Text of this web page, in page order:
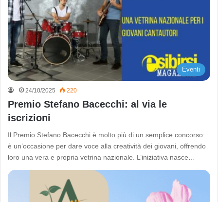
Eventi
24/10/2025 220
Premio Stefano Bacecchi: al via le
iscrizioni
Il Premio Stefano Bacecchi è molto più di un semplice concorso:
è un’occasione per dare voce alla creatività dei giovani, offrendo
loro una vera e propria vetrina nazionale. L’iniziativa nasce…